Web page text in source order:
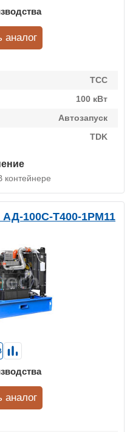
ТСС
100 кВт
Автозапуск
TDK
контейнере
аналог
АД-100С-Т400-1РМ11
аналог